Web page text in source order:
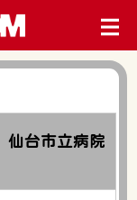
仙台市立病院